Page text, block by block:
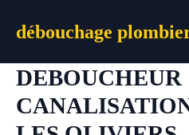
débouchage
DEBOUCHEUR